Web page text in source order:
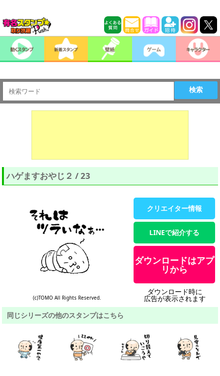
検索
ハゲますおやじ２ / 23
(c)TOMO All Rights Reserved.
クリエイター情報
LINEで紹介する
ダウンロードはアプ
リから
ダウンロード時に
広告が表示されます
同じシリーズの他のスタンプはこちら